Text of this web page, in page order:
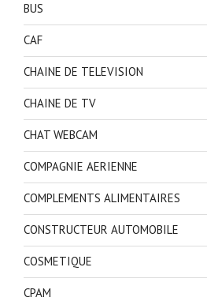
BUS
CAF
CHAINE DE TELEVISION
CHAINE DE TV
CHAT WEBCAM
COMPAGNIE AERIENNE
COMPLEMENTS ALIMENTAIRES
CONSTRUCTEUR AUTOMOBILE
COSMETIQUE
CPAM